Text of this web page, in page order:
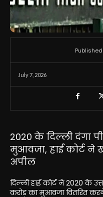
July 7, 2026
2020 के दिल्ली दंगा
मुआवजा, हाई कोर्ट ने
अपील
दिल्ली हाई कोर्ट ने 2020 के
करोड़ का मुआवजा वितरित